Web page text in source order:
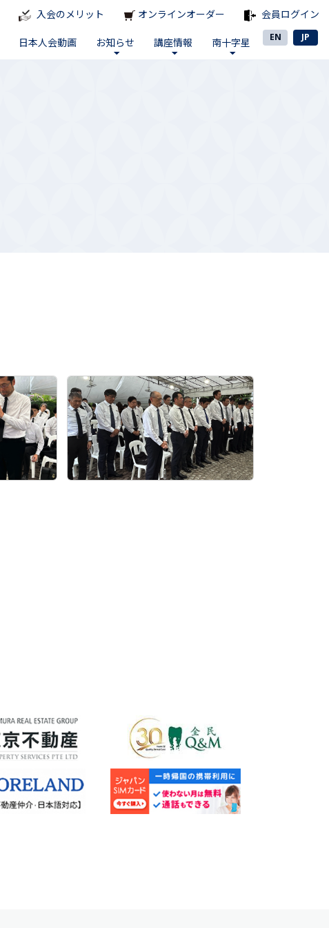
入会のメリット オンラインオーダー 会員ログイン
日本人会動画 お知らせ 講座情報 南十字星 EN JP